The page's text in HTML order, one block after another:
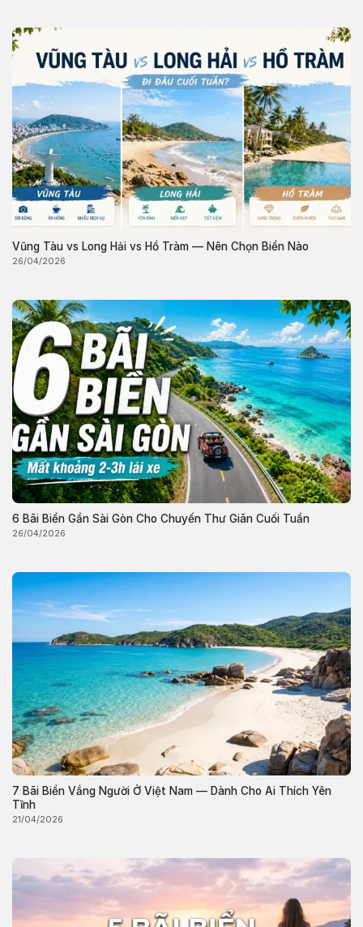
Vũng Tàu vs Long Hải vs Hồ Tràm — Nên Chọn Biển Nào
26/04/2026
6 Bãi Biển Gần Sài Gòn Cho Chuyến Thư Giãn Cuối Tuần
26/04/2026
7 Bãi Biển Vắng Người Ở Việt Nam — Dành Cho Ai Thích Yên
Tĩnh
21/04/2026